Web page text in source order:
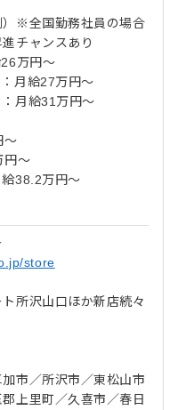
）※全国勤務社員の場合
チャンスあり
万円～
月給27万円～
月給31万円～
～
円～
38.2万円～
store
所沢山口ほか新店続々
市／所沢市／東松山市
上里町／久喜市／春日